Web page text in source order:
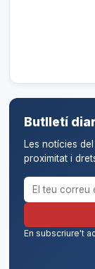
Butlletí
Les notícies
proximitat i
Correu
En subscriure't